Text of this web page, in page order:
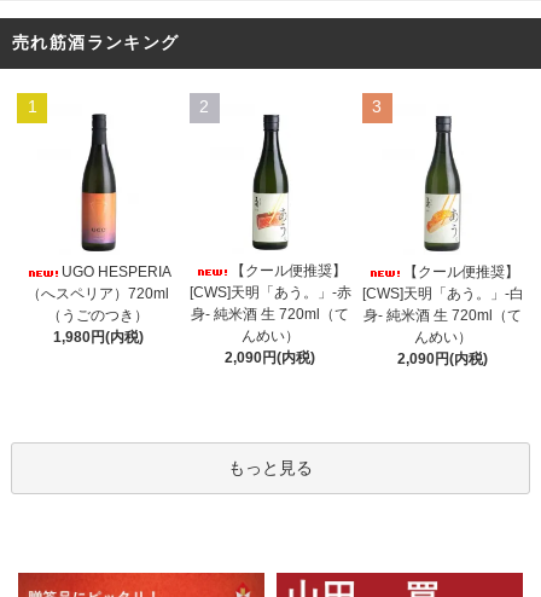
売れ筋酒ランキング
1
UGO HESPERIA
（へスペリア）720ml
（うごのつき）
1,980円(内税)
2
【クール便推奨】
[CWS]天明「あう。」-赤
身- 純米酒 生 720ml（て
んめい）
2,090円(内税)
3
【クール便推奨】
[CWS]天明「あう。」-白
身- 純米酒 生 720ml（て
んめい）
2,090円(内税)
もっと見る